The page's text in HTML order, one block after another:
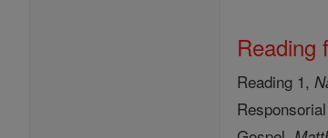
Reading
Reading 1,